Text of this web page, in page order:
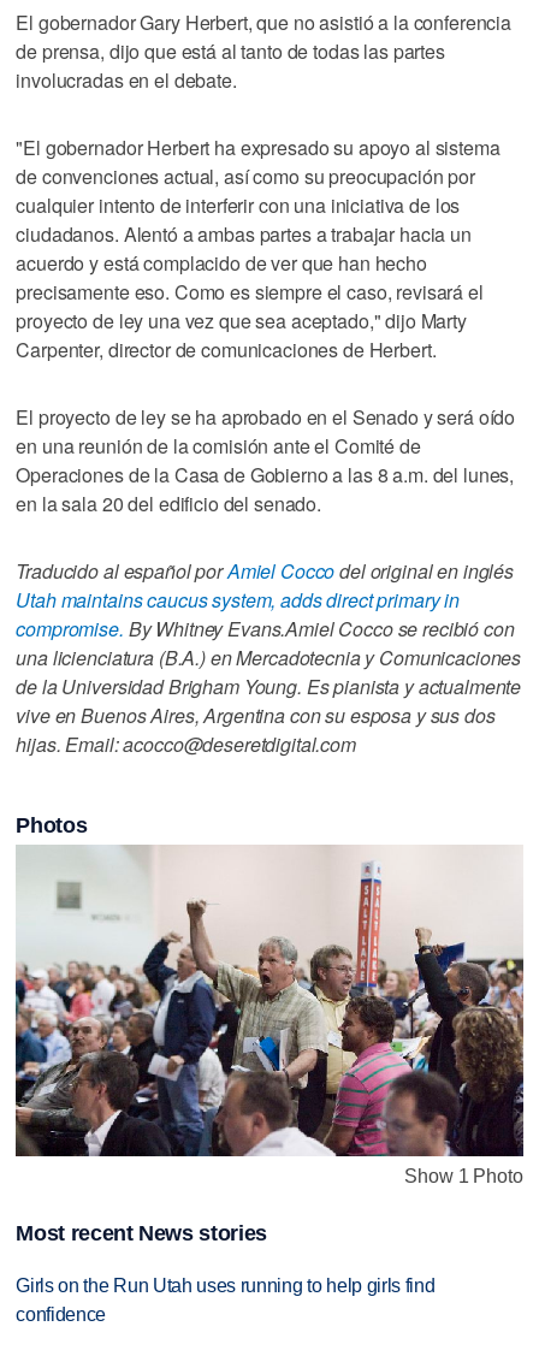
El gobernador Gary Herbert, que no asistió a la conferencia
de prensa, dijo que está al tanto de todas las partes
involucradas en el debate.
"El gobernador Herbert ha expresado su apoyo al sistema
de convenciones actual, así como su preocupación por
cualquier intento de interferir con una iniciativa de los
ciudadanos. Alentó a ambas partes a trabajar hacia un
acuerdo y está complacido de ver que han hecho
precisamente eso. Como es siempre el caso, revisará el
proyecto de ley una vez que sea aceptado," dijo Marty
Carpenter, director de comunicaciones de Herbert.
El proyecto de ley se ha aprobado en el Senado y será oído
en una reunión de la comisión ante el Comité de
Operaciones de la Casa de Gobierno a las 8 a.m. del lunes,
en la sala 20 del edificio del senado.
Traducido al español porAmiel Coccodel original en inglés
Utah maintains caucus system, adds direct primary in
compromise. By Whitney Evans.Amiel Cocco se recibió con
una licienciatura (B.A.) en Mercadotecnia y Comunicaciones
de la Universidad Brigham Young. Es pianista y actualmente
vive en Buenos Aires, Argentina con su esposa y sus dos
hijas. Email: acocco@deseretdigital.com
Photos
Show 1 Photo
Most recent News stories
Girls on the Run Utah uses running to help girls find
confidence